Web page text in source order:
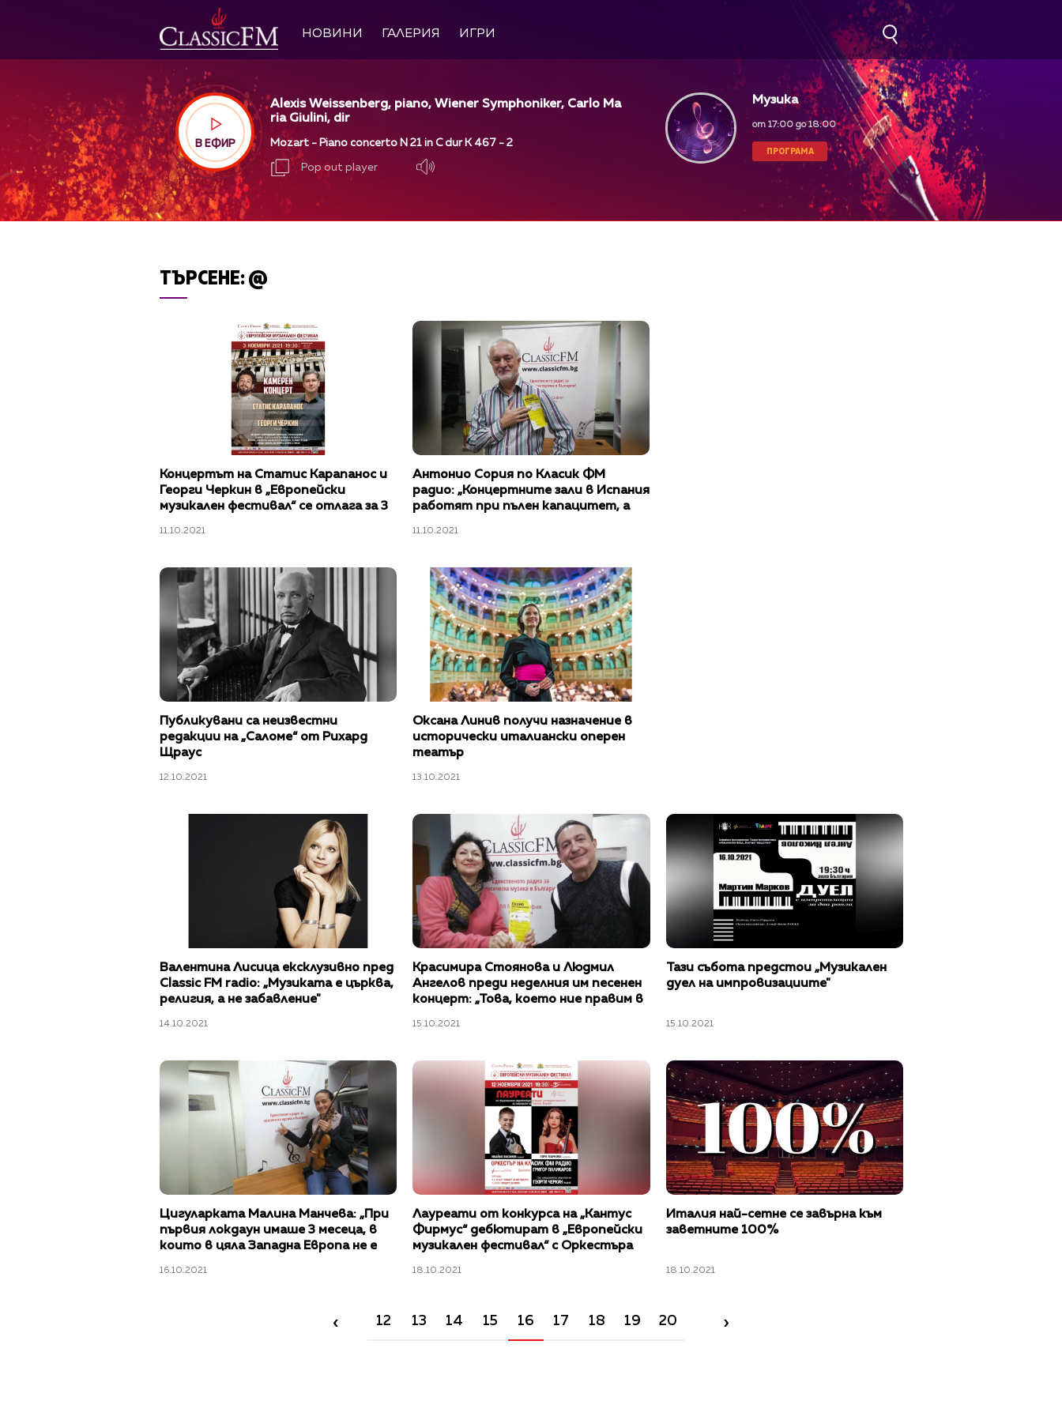
НОВИНИ ГАЛЕРИЯ ИГРИ
В ЕФИР
Alexis Weissenberg, piano, Wiener Symphoniker, Carlo Ma
ria Giulini, dir
Mozart - Piano concerto N 21 in C dur K 467 - 2
Pop out player
Музика
от 17:00 до 18:00
ПРОГРАМА
ТЪРСЕНЕ:@
Концертът на Статис Карапанос и
Георги Черкин в „Европейски
музикален фестивал“ се отлага за 3
11.10.2021
Антонио Сория по Класик ФМ
радио: „Концертните зали в Испания
работят при пълен капацитет, а
11.10.2021
Публикувани са неизвестни
редакции на „Саломе“ от Рихард
Щраус
12.10.2021
Оксана Линив получи назначение в
исторически италиански оперен
театър
13.10.2021
Валентина Лисица ексклузивно пред
Classic FM radio: „Музиката е църква,
религия, а не забавление"
14.10.2021
Красимира Стоянова и Людмил
Ангелов преди неделния им песенен
концерт: „Това, което ние правим в
15.10.2021
Тази събота предстои „Музикален
дуел на импровизациите"
15.10.2021
Цигуларката Малина Манчева: „При
първия локдаун имаше 3 месеца, в
които в цяла Западна Европа не е
16.10.2021
Лауреати от конкурса на „Кантус
Фирмус“ дебютират в „Европейски
музикален фестивал“ с Оркестъра
18.10.2021
Италия най-сетне се завърна към
заветните 100%
18.10.2021
‹ 12 13 14 15 16 17 18 19 20 ›